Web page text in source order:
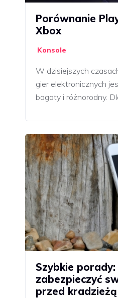
Porównanie
Xbox
Konsole
W dzisiejszych
gier elektronicznych
bogaty i różnorodny.
Szybkie porady:
zabezpieczyć
przed